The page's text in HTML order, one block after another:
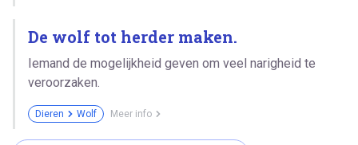
De wolf tot herder maken.
Iemand de mogelijkheid geven om veel narigheid te
veroorzaken.
Dieren Wolf Meer info